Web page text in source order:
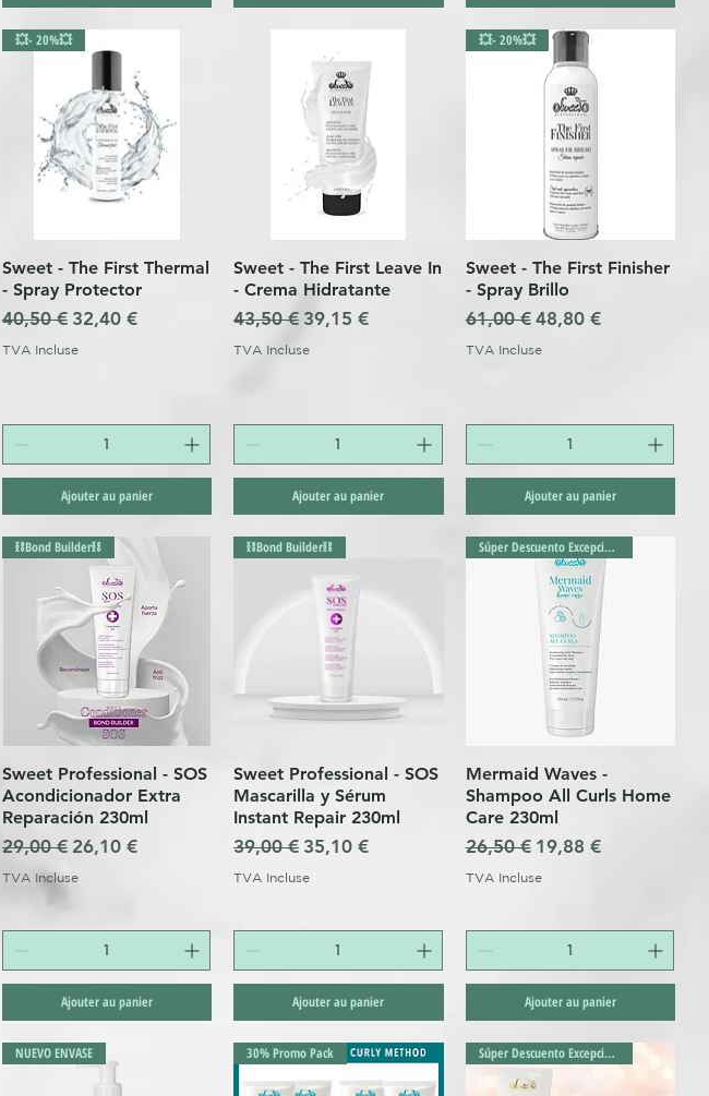
Aperçu rapide
💥- 20%💥
Sweet - The First Thermal
- Spray Protector
Prix original
40,50 € Prix promotionnel
32,40 €
TVA Incluse
Ajouter au panier
Aperçu rapide
Sweet - The First Leave In
- Crema Hidratante
Prix original
43,50 € Prix promotionnel
39,15 €
TVA Incluse
Ajouter au panier
Aperçu rapide
💥- 20%💥
Sweet - The First Finisher
- Spray Brillo
Prix original
61,00 € Prix promotionnel
48,80 €
TVA Incluse
Ajouter au panier
Aperçu rapide
⛓️Bond Builder⛓️
Sweet Professional - SOS
Acondicionador Extra
Reparación 230ml
Prix original
29,00 € Prix promotionnel
26,10 €
TVA Incluse
Ajouter au panier
Aperçu rapide
⛓️Bond Builder⛓️
Sweet Professional - SOS
Mascarilla y Sérum
Instant Repair 230ml
Prix original
39,00 € Prix promotionnel
35,10 €
TVA Incluse
Ajouter au panier
Aperçu rapide
Súper Descuento Excepcional
Mermaid Waves -
Shampoo All Curls Home
Care 230ml
Prix original
26,50 € Prix promotionnel
19,88 €
TVA Incluse
Ajouter au panier
NUEVO ENVASE 30% Promo Pack Súper Descuento Excepcional